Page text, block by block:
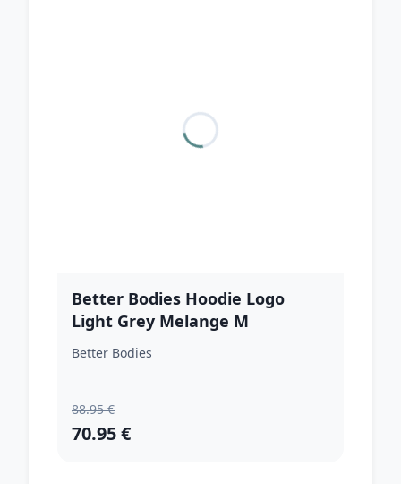
Better Bodies Hoodie Logo
Light Grey Melange M
Better Bodies
88.95 €
70.95 €